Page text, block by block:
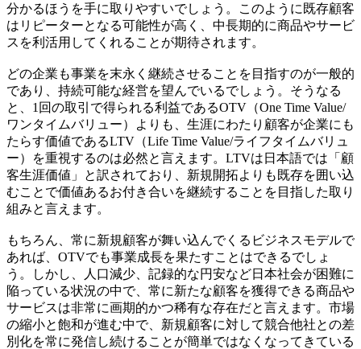
分かるほうを手に取りやすいでしょう。このように既存顧客
はリピーターとなる可能性が高く、中長期的に商品やサービ
スを利活用してくれることが期待されます。
どの企業も事業を末永く継続させることを目指すのが一般的
であり、持続可能な経営を望んでいるでしょう。そうなる
と、1回の取引で得られる利益であるOTV（One Time Value/
ワンタイムバリュー）よりも、生涯にわたり顧客が企業にも
たらす価値であるLTV（Life Time Value/ライフタイムバリュ
ー）を重視するのは必然と言えます。LTVは日本語では「顧
客生涯価値」と訳されており、新規開拓よりも既存を囲い込
むことで価値あるお付き合いを継続することを目指した取り
組みと言えます。
もちろん、常に新規顧客が舞い込んでくるビジネスモデルで
あれば、OTVでも事業成長を果たすことはできるでしょ
う。しかし、人口減少、記録的な円安など日本社会が困難に
陥っている状況の中で、常に新たな顧客を獲得できる商品や
サービスは非常に画期的かつ稀有な存在だと言えます。市場
の縮小と飽和が進む中で、新規顧客に対して競合他社との差
別化を常に発信し続けることが簡単ではなくなってきている